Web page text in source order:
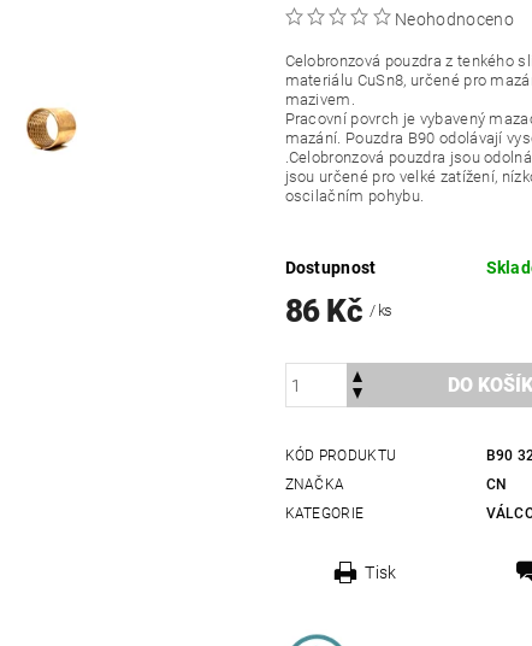
Neohodnoceno
Celobronzová pouzdra z tenkého
materiálu CuSn8, určené pro
mazivem.
Pracovní povrch je vybavený
mazání. Pouzdra B90 odolávají
.Celobronzová pouzdra jsou
jsou určené pro velké zatížení,
oscilačním pohybu.
Dostupnost
86 Kč / ks
KÓD PRODUKTU
B90
ZNAČKA
CN
KATEGORIE
Tisk